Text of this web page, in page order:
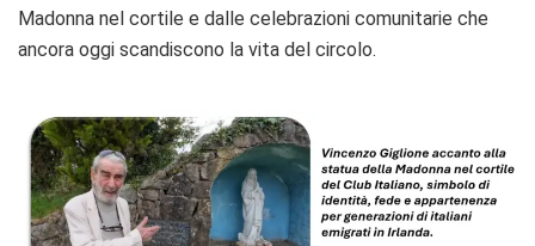
Madonna nel cortile e dalle celebrazioni comunitarie che
ancora oggi scandiscono la vita del circolo.